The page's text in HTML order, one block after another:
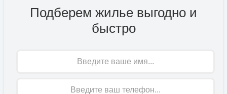
Подберем жилье выгодно и
быстро